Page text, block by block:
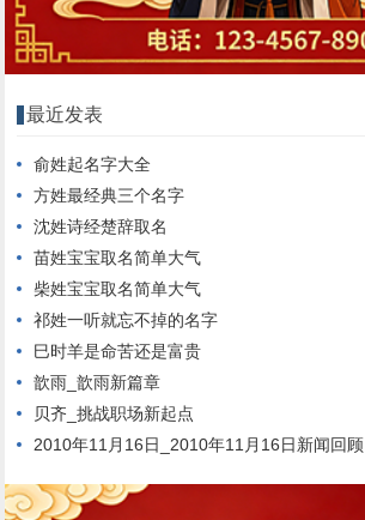
最近发表
俞姓起名字大全
方姓最经典三个名字
沈姓诗经楚辞取名
苗姓宝宝取名简单大气
柴姓宝宝取名简单大气
祁姓一听就忘不掉的名字
巳时羊是命苦还是富贵
歆雨_歆雨新篇章
贝齐_挑战职场新起点
2010年11月16日_2010年11月16日新闻回顾